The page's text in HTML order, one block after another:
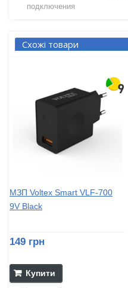
подключения
Схожі товари
МЗП Voltex Smart VLF-700
9V Black
149 грн
Купити